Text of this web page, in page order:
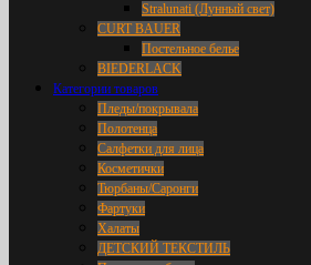
Stralunati (Лунный свет)
CURT BAUER
Постельное белье
BIEDERLACK
Категории товаров
Пледы/покрывала
Полотенца
Салфетки для лица
Косметички
Тюрбаны/Саронги
Фартуки
Халаты
ДЕТСКИЙ ТЕКСТИЛЬ